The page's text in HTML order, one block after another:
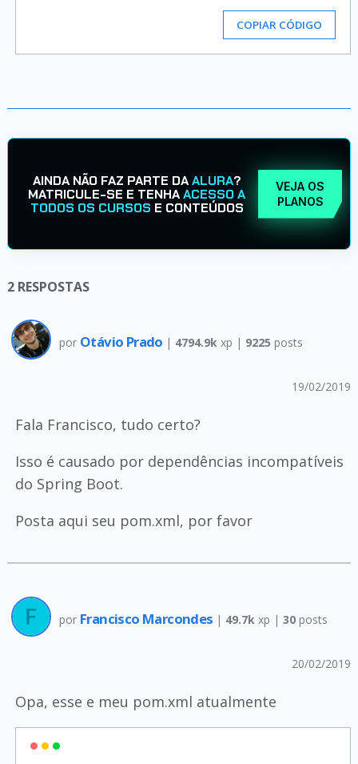
COPIAR CÓDIGO
AINDA NÃO FAZ PARTE DAALURA?
MATRICULE-SE E TENHAACESSO A
TODOS OS CURSOS E CONTEÚDOS
VEJA OS
PLANOS
2 RESPOSTAS
por Otávio Prado | 4794.9k xp | 9225 posts
19/02/2019
Fala Francisco, tudo certo?
Isso é causado por dependências incompatíveis
do Spring Boot.
Posta aqui seu pom.xml, por favor
por Francisco Marcondes | 49.7k xp | 30posts
20/02/2019
Opa, esse e meu pom.xml atualmente